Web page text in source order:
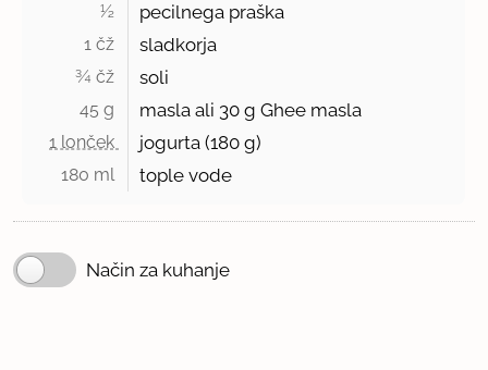
½ pecilnega praška
1 čž sladkorja
¾ čž soli
45 g masla ali 30 g Ghee masla
1 lonček jogurta (180 g)
180 ml tople vode
Način za kuhanje